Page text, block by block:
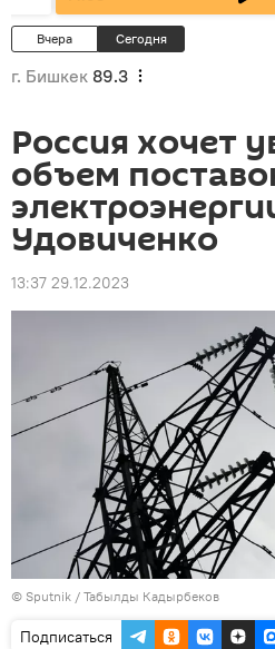
Вчера Сегодня
г. Бишкек 89.3
Россия хочет
объем
Удовиченко
13:37 29.12.2023
© Sputnik / Табылды Кадырбеков
Подписаться